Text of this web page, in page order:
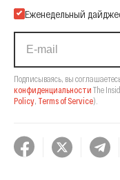
Еженедельный
Подписываясь, вы
конфиденциальности The
Policy Terms of Service).